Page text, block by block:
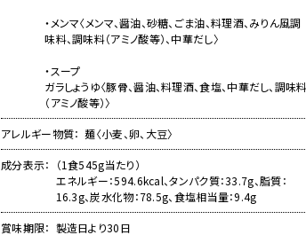
・メンマ〈メンマ、醤油、砂糖、ごま油、料理酒、みりん風調
味料、調味料（アミノ酸等）、中華だし〉
・スープ
ガラしょうゆ〈豚骨、醤油、料理酒、食塩、中華だし、調味料
（アミノ酸等）〉
アレルギー物質 麺〈小麦、卵、大豆〉
成分表示
（1食545g当たり）
エネルギー：594.6kcal、タンパク質：33.7g、脂質：
16.3g、炭水化物：78.5g、食塩相当量：9.4g
賞味期限 製造日より30日